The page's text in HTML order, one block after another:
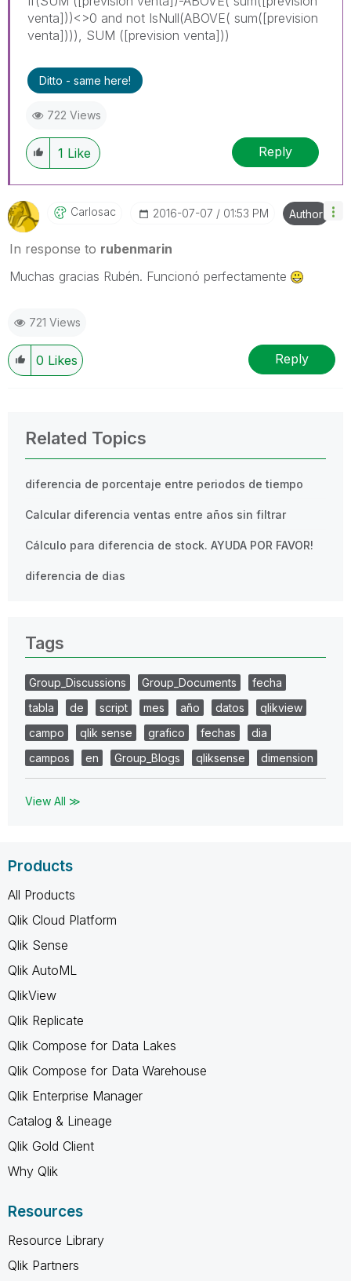
venta]))<>0 and not IsNull(ABOVE( sum([prevision
venta]))), SUM ([prevision venta]))
Ditto - same here!
722 Views
1 Like Reply
Carlosac ‎2016-07-07 01:53 PM Author
In response to rubenmarin
Muchas gracias Rubén. Funcionó perfectamente
721 Views
0 Likes Reply
Related Topics
diferencia de porcentaje entre periodos de tiempo
Calcular diferencia ventas entre años sin filtrar
Cálculo para diferencia de stock. AYUDA POR FAVOR!
diferencia de dias
Tags
Group_Discussions Group_Documents
fecha
tabla
de script mes año datos
qlikview
campo
qlik sense grafico fechas
dia
campos
en Group_Blogs qliksense dimension
View All ≫
Products
All Products
Qlik Cloud Platform
Qlik Sense
Qlik AutoML
QlikView
Qlik Replicate
Qlik Compose for Data Lakes
Qlik Compose for Data Warehouse
Qlik Enterprise Manager
Catalog & Lineage
Qlik Gold Client
Why Qlik
Resources
Resource Library
Qlik Partners